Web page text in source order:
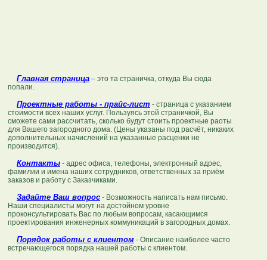
Главная страница – это та страничка, откуда Вы сюда
попали.
Проектные работы - прайс-лист - страница с указанием
стоимости всех наших услуг. Пользуясь этой страничкой, Вы
сможете сами рассчитать, сколько будут стоить проектные раоты
для Вашего загородного дома. (Цены указаны под расчёт, никаких
дополнительных начислений на указанные расценки не
производится).
Контакты - адрес офиса, телефоны, электронный адрес,
фамилии и имена наших сотрудников, ответственных за приём
заказов и работу с Заказчиками.
Задайте Ваш вопрос - Возможность написать нам письмо.
Наши специалисты могут на достойном уровне
проконсультировать Вас по любым вопросам, касающимся
проектирования инженерных коммуникаций в загородных домах.
Порядок работы с клиентом - Описание наиболее часто
встречающегося порядка нашей работы с клиентом.